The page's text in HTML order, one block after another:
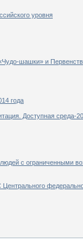
уровня
шашки» и
года
Доступная среда-
с ограниченными